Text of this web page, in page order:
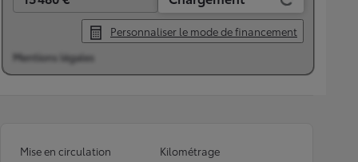
Personnaliser le mode de financement
Mentions légales
Mise en circulation
Kilométrage